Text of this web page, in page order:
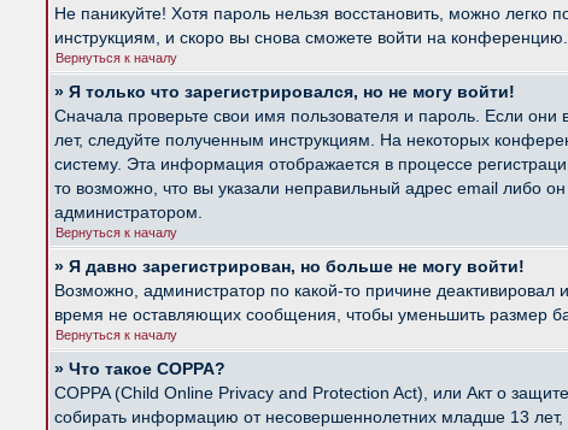
Не паникуйте! Хотя пароль нельзя восстановить, можно
инструкциям, и скоро вы снова сможете войти на конференцию.
Вернуться к началу
» Я только что зарегистрировался, но не могу войти!
Сначала проверьте свои имя пользователя и пароль. Если
лет, следуйте полученным инструкциям. На некоторых
систему. Эта информация отображается в процессе
то возможно, что вы указали неправильный адрес email либо
администратором.
Вернуться к началу
» Я давно зарегистрирован, но больше не могу войти!
Возможно, администратор по какой-то причине
время не оставляющих сообщения, чтобы уменьшить размер
Вернуться к началу
» Что такое COPPA?
COPPA (Child Online Privacy and Protection Act), или Акт о
собирать информацию от несовершеннолетних младше 13 лет,